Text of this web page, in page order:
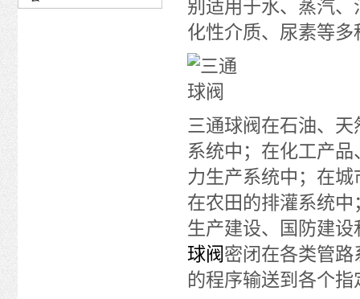
别适用于水、蒸汽
化性介质、尿素等多
三通球阀在石油、
系统中；在化工产
力生产系统中；在
在农田的排灌系统
生产建设、国防建
球阀密闭在各类管
的程序输送到各个指